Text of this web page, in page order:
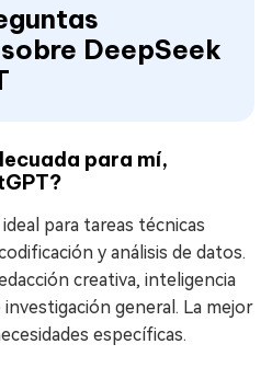
DeepSeek
para mí,
para tareas técnicas
y análisis de datos.
creativa, inteligencia
general. La mejor
específicas.